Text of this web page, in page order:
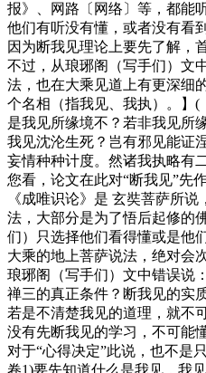
报》、网路〔网络〕等，都能
他们有听没有懂，或者没有看
因为断我见理论上要先了解，
不过，从琅琊阁（写手们）文
法，也在大乘见道上有更深细
个名相（指我见、我执）。】
是我见所缘境不？若非我见所
我见沈沦生死？岂有邪见能证
妄情种种计度。然诸我执略有
您看，论文在此对“断我见”先
《成唯识论》是 玄奘菩萨所
法，大部分是为了悟后起修的
们）只选择他们看得懂或是他
大乘的地上菩萨说法，绝对会
琅琊阁（写手们）文中错误说
禅三的真正条件？断我见的实
若是不清楚我见的道理，就不
没有先断我见的学习，不可能
对于“心得决定”此说，也不是